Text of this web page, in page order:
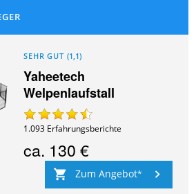
SEHR GUT (1,1)
Yaheetech
Welpenlaufstall
1.093 Erfahrungsberichte
ca. 130 €
Zum Angebot